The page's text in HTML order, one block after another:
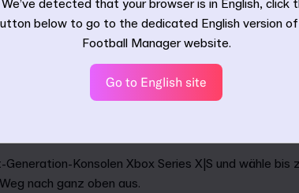
Technologie von Microsoft, durch die du
Windows 10-PC mit demselben Xbox Live-Profil
FM21 auf diesen Xbox-Konsolen: One, One X,
besten Performance.
OPTIMIERTES ERLEBNIS
Konsolen Xbox Series X|S und wähle bis
nach ganz oben aus.
We’ve detected that your browser is in English, click
below to go to the dedicated English version
Football Manager website.
Go to English site